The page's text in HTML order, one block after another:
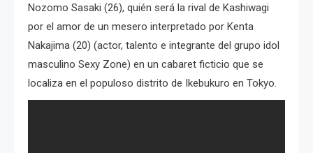
Nozomo Sasaki (26), quién será la rival de Kashiwagi
por el amor de un mesero interpretado por Kenta
Nakajima (20) (actor, talento e integrante del grupo idol
masculino Sexy Zone) en un cabaret ficticio que se
localiza en el populoso distrito de Ikebukuro en Tokyo.